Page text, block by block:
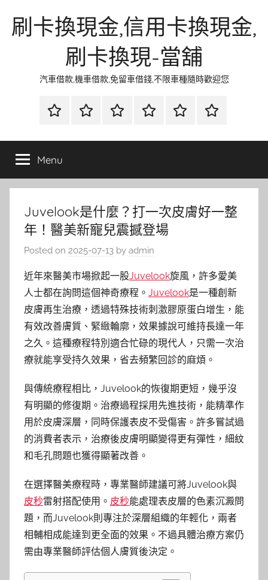
刷卡換現金,信用卡換現金,
刷卡換現-當舖
汽車借款,機車借款,免留車借錢,不限車種隨時歡迎您
首
當
金
網
資
流
時
環
清
聯
徵
Menu
Juvelook是什麼？打一次皮膚好一整
年！醫美新寵兒震撼登場
Posted on 2025-07-13 by admin
近年來醫美市場掀起一股Juvelook旋風，許多愛美
人士都在詢問這個神奇療程。 Juvelook是一種創新
皮膚再生治療，透過特殊技術刺激膠原蛋白增生，能
有效改善膚質、緊緻輪廓，效果據說可維持長達一年
之久。這種療程特別適合忙碌的現代人，只需一次治
療就能享受持久效果，省去頻繁回診的麻煩。
與傳統療程相比，Juvelook的恢復期更短，幾乎沒
有明顯的修復期。治療過程採用先進技術，能精準作
用於皮膚深層，同時保護表皮不受傷害。許多嘗試過
的消費者表示，治療後皮膚明顯變得更有彈性，細紋
和毛孔問題也獲得顯著改善。
在選擇醫美療程時，專業醫師建議可將Juvelook與
皮秒雷射搭配使用。 皮秒能處理表皮層的色素沉澱問
題，而Juvelook則專注於深層組織的年輕化，兩者
相輔相成能達到更全面的效果。不過具體治療方案仍
需由專業醫師評估個人膚質後決定。